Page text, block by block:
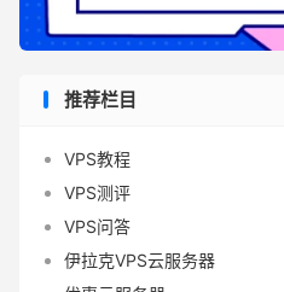
推荐栏目
VPS教程
VPS测评
VPS问答
伊拉克VPS云服务器